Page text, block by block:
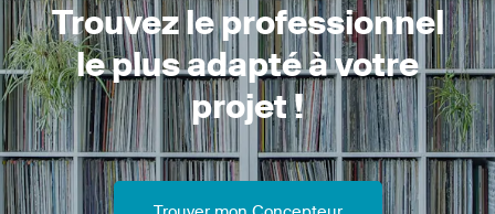
Trouvez le professionnel
le plus adapté à votre
projet !